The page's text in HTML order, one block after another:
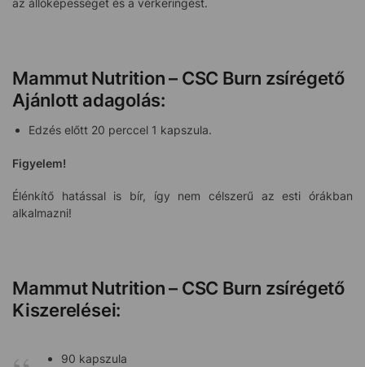
az állóképességet és a vérkeringést.
Mammut Nutrition – CSC Burn zsírégető
Ajánlott adagolás:
Edzés előtt 20 perccel 1 kapszula.
Figyelem!
Élénkítő hatással is bír, így nem célszerű az esti órákban
alkalmazni!
Mammut Nutrition – CSC Burn zsírégető
Kiszerelései:
90 kapszula